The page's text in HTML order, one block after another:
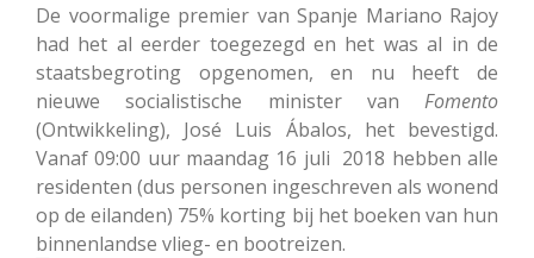
De voormalige premier van Spanje Mariano Rajoy
had het al eerder toegezegd en het was al in de
staatsbegroting opgenomen, en nu heeft de
nieuwe socialistische minister van Fomento
(Ontwikkeling), José Luis Ábalos, het bevestigd.
Vanaf 09:00 uur maandag 16 juli 2018 hebben alle
residenten (dus personen ingeschreven als wonend
op de eilanden) 75% korting bij het boeken van hun
binnenlandse vlieg- en bootreizen.